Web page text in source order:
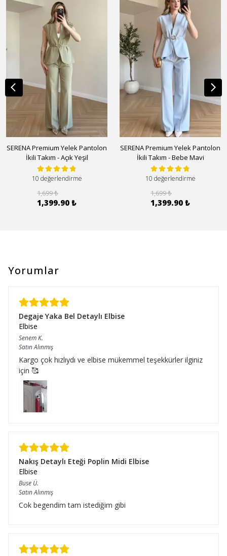
SERENA Premium Yelek Pantolon
İkili Takım - Açık Yeşil
10 değerlendirme
1,699 ₺
1,399.90 ₺
SERENA Premium Yelek Pantolon
İkili Takım - Bebe Mavi
10 değerlendirme
1,699 ₺
1,399.90 ₺
Yorumlar
Degaje Yaka Bel Detaylı Elbise
Elbise
SenemK.
Satın Alınmış
Kargo çok hızlıydı ve elbise mükemmel teşekkürler ilginiz
için 🥰
Nakış Detaylı Eteği Poplin Midi Elbise
Elbise
Buse Ü.
Satın Alınmış
Cok begendim tam istediğim gibi